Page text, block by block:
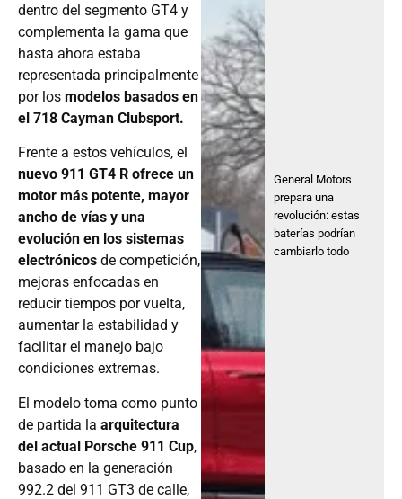
dentro del segmento GT4 y
complementa la gama que
hasta ahora estaba
representada principalmente
por los modelos basados en
el 718 Cayman Clubsport.
Frente a estos vehículos, el
nuevo 911 GT4 R ofrece un
motor más potente, mayor
ancho de vías y una
evolución en los sistemas
electrónicos de competición,
mejoras enfocadas en
reducir tiempos por vuelta,
aumentar la estabilidad y
facilitar el manejo bajo
condiciones extremas.
El modelo toma como punto
de partida la arquitectura
del actual Porsche 911 Cup,
basado en la generación
992.2 del 911 GT3 de calle,
General Motors
prepara una
revolución: estas
baterías podrían
cambiarlo todo